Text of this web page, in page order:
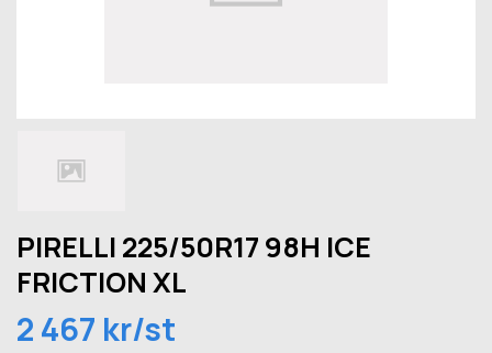
PIRELLI 225/50R17 98H ICE
FRICTION XL
2 467 kr/st